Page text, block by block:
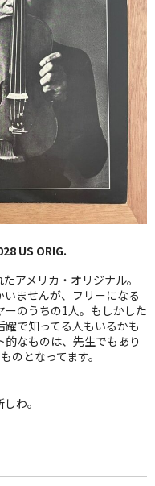
US ORIG.
アメリカ・オリジナル。
ませんが、フリーになる
のうちの1人。もしかした
で知ってる人もいるかも
なものは、先生でもあり
のとなってます。
わ。